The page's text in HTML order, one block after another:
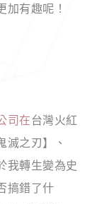
加有趣呢！
司在台灣火紅
滅之刃】、
我轉生變為史
搞錯了什